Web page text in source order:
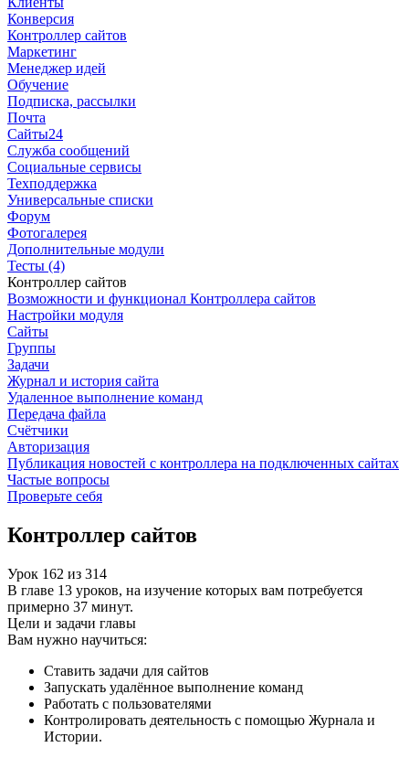
Конверсия
Контроллер сайтов
Маркетинг
Менеджер идей
Обучение
Подписка, рассылки
Почта
Сайты24
Служба сообщений
Социальные сервисы
Техподдержка
Универсальные списки
Форум
Фотогалерея
Дополнительные модули
Тесты (4)
Контроллер сайтов
Возможности и функционал Контроллера сайтов
Настройки модуля
Сайты
Группы
Задачи
Журнал и история сайта
Удаленное выполнение команд
Передача файла
Счётчики
Авторизация
Публикация новостей с контроллера на подключенных сайтах
Частые вопросы
Проверьте себя
Контроллер сайтов
Урок 162 из 314
В главе 13 уроков, на изучение которых вам потребуется
примерно 37 минут.
Цели и задачи главы
Вам нужно научиться:
Ставить задачи для сайтов
Запускать удалённое выполнение команд
Работать с пользователями
Контролировать деятельность с помощью Журнала и
Истории.